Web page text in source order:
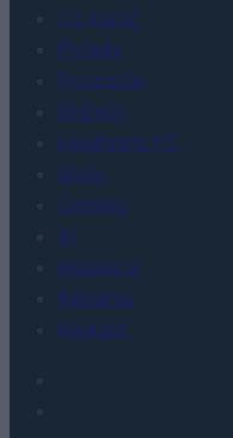
Co kupić
Porady
Promocje
FinTech
Hardware PC
Moto
Gaming
AI
Redakcja
Reklama
Kontakt